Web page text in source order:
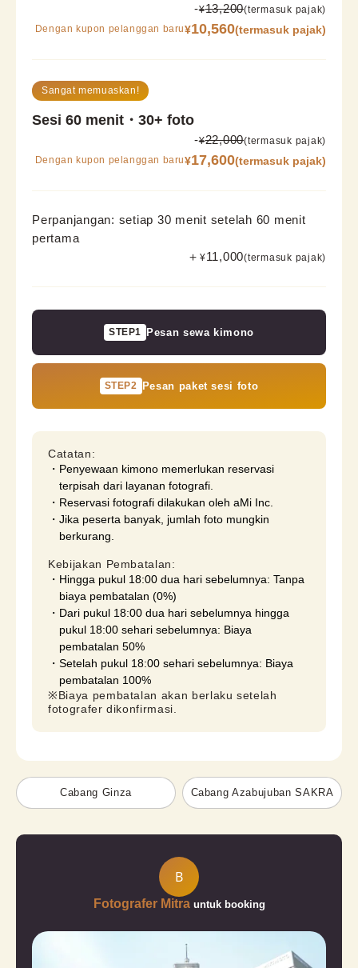
-¥13,200(termasuk pajak)
Dengan kupon pelanggan baru¥10,560(termasuk pajak)
Sangat memuaskan!
Sesi 60 menit・30+ foto
-¥22,000(termasuk pajak)
Dengan kupon pelanggan baru¥17,600(termasuk pajak)
Perpanjangan: setiap 30 menit setelah 60 menit
pertama
＋ ¥11,000(termasuk pajak)
STEP1 Pesan sewa kimono
STEP2 Pesan paket sesi foto
Catatan:
Penyewaan kimono memerlukan reservasi
terpisah dari layanan fotografi.
Reservasi fotografi dilakukan oleh aMi Inc.
Jika peserta banyak, jumlah foto mungkin
berkurang.
Kebijakan Pembatalan:
Hingga pukul 18:00 dua hari sebelumnya: Tanpa
biaya pembatalan (0%)
Dari pukul 18:00 dua hari sebelumnya hingga
pukul 18:00 sehari sebelumnya: Biaya
pembatalan 50%
Setelah pukul 18:00 sehari sebelumnya: Biaya
pembatalan 100%
※Biaya pembatalan akan berlaku setelah
fotografer dikonfirmasi.
Cabang Ginza Cabang Azabujuban SAKRA
B
Fotografer Mitrauntuk booking